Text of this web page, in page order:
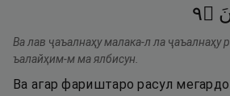
۝٩
Ва лав ҷаъалнаҳу малака-л ла ҷаъалнаҳу
ъалайҳим-м ма ялбисун.
Ва агар фариштаро расул